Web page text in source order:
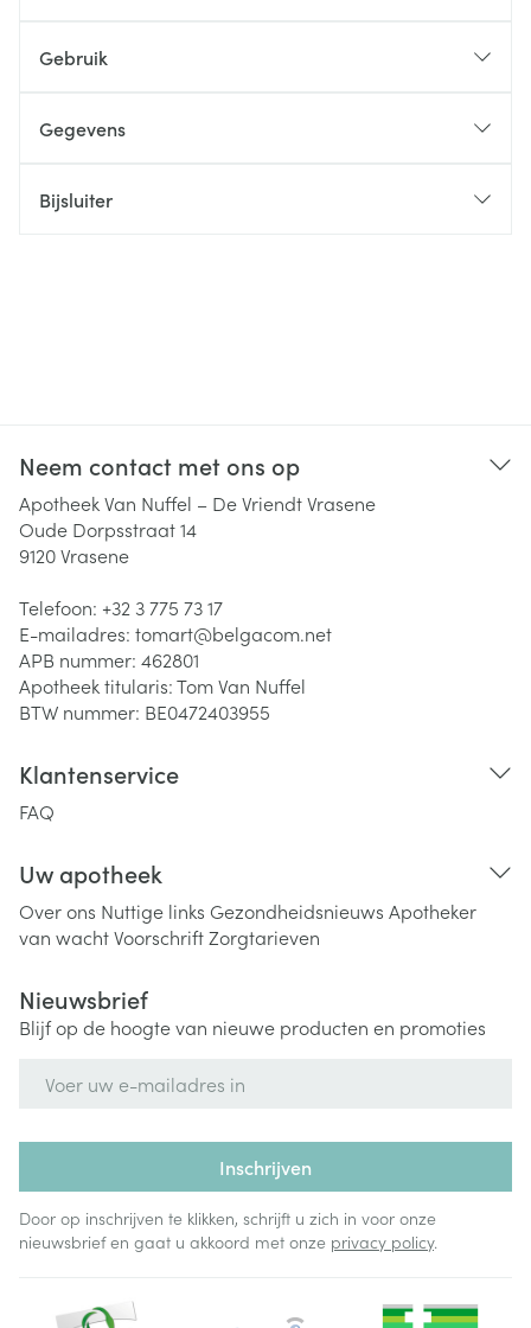
Gebruik
Gegevens
Bijsluiter
Neem contact met ons op
Apotheek Van Nuffel – De Vriendt Vrasene
Oude Dorpsstraat 14
9120Vrasene
Telefoon: +32 3 775 73 17
E-mailadres: tomart@belgacom.net
APB nummer: 462801
Apotheek titularis:Tom Van Nuffel
BTW nummer: BE0472403955
Klantenservice
FAQ
Uw apotheek
Over ons Nuttige links Gezondheidsnieuws Apotheker
van wachtVoorschriftZorgtarieven
Nieuwsbrief
Blijf op de hoogte van nieuwe producten en promoties
Inschrijven
Door op inschrijven te klikken, schrijft u zich in voor onze
nieuwsbrief en gaat u akkoord met onze privacy policy.